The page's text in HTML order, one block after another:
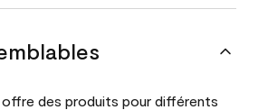
offre des produits pour différents